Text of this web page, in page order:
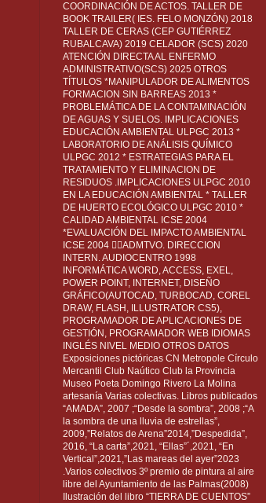
COORDINACIÓN DE ACTOS. TALLER DE
BOOK TRAILER( IES. FELO MONZÓN) 2018
TALLER DE CERAS (CEP GUTIÉRREZ
RUBALCAVA) 2019 CELADOR (SCS) 2020
ATENCIÓN DIRECTA AL ENFERMO
ADMINISTRATIVO(SCS) 2025 OTROS
TÍTULOS *MANIPULADOR DE ALIMENTOS
FORMACION SIN BARREAS 2013 *
PROBLEMÁTICA DE LA CONTAMINACIÓN
DE AGUAS Y SUELOS. IMPLICACIONES
EDUCACIÓN AMBIENTAL ULPGC 2013 *
LABORATORIO DE ANÁLISIS QUÍMICO
ULPGC 2012 * ESTRATEGIAS PARA EL
TRATAMIENTO Y ELIMINACION DE
RESIDUOS .IMPLICACIONES ULPGC 2010
EN LA EDUCACIÓN AMBIENTAL * TALLER
DE HUERTO ECOLÓGICO ULPGC 2010 *
CALIDAD AMBIENTAL ICSE 2004
*EVALUACIÓN DEL IMPACTO AMBIENTAL
ICSE 2004 ADMTVO. DIRECCION
INTERN. AUDIOCENTRO 1998
INFORMÁTICA WORD, ACCESS, EXEL,
POWER POINT, INTERNET, DISEÑO
GRÁFICO(AUTOCAD, TURBOCAD, COREL
DRAW, FLASH, ILLUSTRATOR CS5),
PROGRAMADOR DE APLICACIONES DE
GESTIÓN, PROGRAMADOR WEB IDIOMAS
INGLÉS NIVEL MEDIO OTROS DATOS
Exposiciones pictóricas CN Metropole Círculo
Mercantil Club Naútico Club la Provincia
Museo Poeta Domingo Rivero La Molina
artesanía Varias colectivas. Libros publicados
“AMADA”, 2007 ;“Desde la sombra”, 2008 ;“A
la sombra de una lluvia de estrellas”,
2009,”Relatos de Arena”2014,”Despedida”,
2016, “La carta”,2021, “Ellas”´,2021, “En
Vertical”,2021,”Las mareas del ayer”2023
.Varios colectivos 3º premio de pintura al aire
libre del Ayuntamiento de las Palmas(2008)
Ilustración del libro “TIERRA DE CUENTOS”